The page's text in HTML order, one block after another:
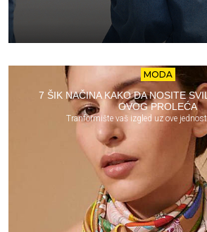
MODA
7 ŠIK NAČINA KAKO DA NOSITE
OVOG PROLEĆA
Tranformište vaš izgled uz ove